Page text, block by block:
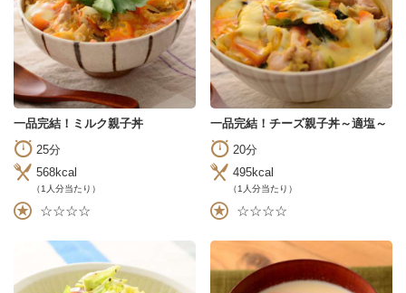
一品完結！ミルク親子丼
25分
568kcal
（1人分当たり）
☆☆☆☆
一品完結！チーズ親子丼～適塩～
20分
495kcal
（1人分当たり）
☆☆☆☆